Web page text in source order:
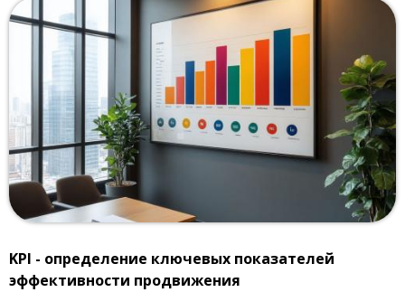
KPI - определение ключевых показателей
эффективности продвижения